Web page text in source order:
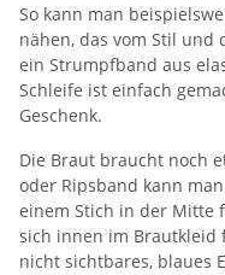
So kann man
nähen, das vom Stil und
ein Strumpfband aus
Schleife ist einfach
Geschenk.
Die Braut braucht noch
oder Ripsband kann
einem Stich in der Mitte
sich innen im Brautkleid
nicht sichtbares, blaues